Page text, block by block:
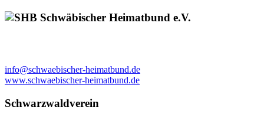
Schwäbischer Heimatbund e.V.
info@schwaebischer-heimatbund.de
www.schwaebischer-heimatbund.de
Schwarzwaldverein